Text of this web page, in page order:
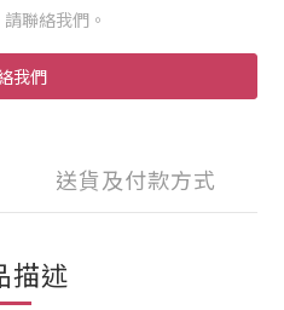
聯絡我們。
我們
送貨及付款方式
描述